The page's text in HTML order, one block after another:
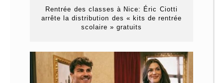
Rentrée des classes à Nice: Éric Ciotti
arrête la distribution des « kits de rentrée
scolaire » gratuits